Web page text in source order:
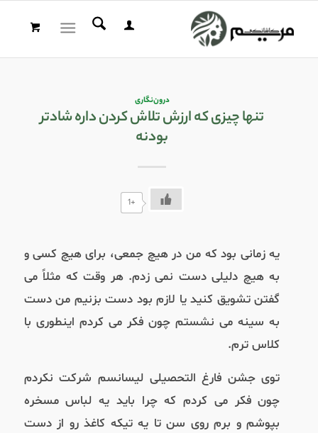
درون‌نگاری
تنها چیزی که ارزش تلاش کردن داره شادتر
بودنه
+1
یه زمانی بود که من در هیچ جمعی،‌ برای هیچ کسی و
به هیچ دلیلی دست نمی زدم. هر وقت که مثلاً می
گفتن تشویق کنید یا لازم بود دست بزنیم من دست
به سینه می نشستم چون فکر می کردم اینطوری با
کلاس ترم.
توی جشن فارغ التحصیلی لیسانسم شرکت نکردم
چون فکر می کردم که چرا باید یه لباس مسخره
بپوشم و برم روی سن تا یه تیکه کاغذ رو از دست